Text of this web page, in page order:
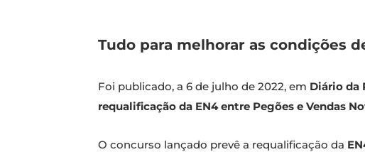
Tudo para melhorar as condições
Foi publicado, a 6 de julho de 2022, em Diário da
requalificação da EN4 entre Pegões e Vendas
O concurso lançado prevê a requalificação da